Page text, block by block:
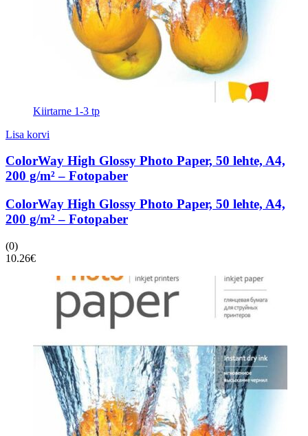
Kiirtarne 1-3 tp
Lisa korvi
ColorWay High Glossy Photo Paper, 50 lehte, A4,
200 g/m² – Fotopaber
ColorWay High Glossy Photo Paper, 50 lehte, A4,
200 g/m² – Fotopaber
(0)
10.26€